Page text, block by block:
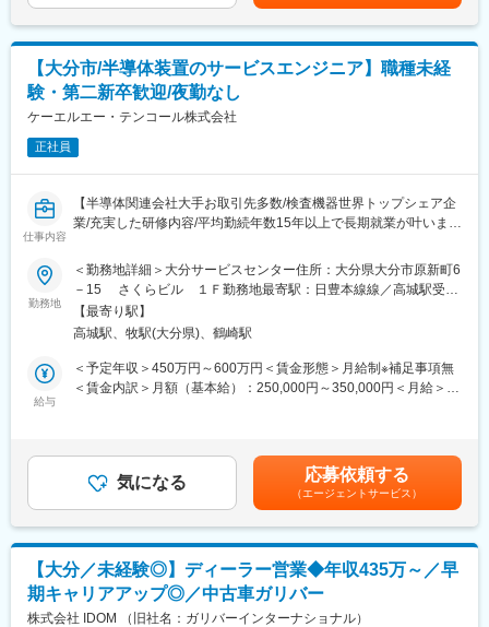
変更の範囲：会社の定める業務
※豊富な案件があるため、ご経験や希望に合わせたアサインが可能
です。
■配属先
・エンジニアリング事業本部にて約600 名が活躍中
※配属先平均人数は約5人で複数名でのプロジェクト着手が基本と
なります。
■リモートワーク
ートワーク就業を活用しております。
■教育・研修体制
・当社ではエンジニア第一の考えの元、営業担当が案件のアサイ
ンから受け入れ後のフォローまでを一気通貫でサポートします。
また、技術管理担当と営業が定期的に面談を行い、仕事内容や職
場に問題がないかを確認します。エンジニアが成長していくため
なります。
・マンツーマンによる研修に関して
研修は4,500本の研修コンテンツもありますが、注力しているのは
ンジニア個人に向けた研修を行い、通常より早いキャリアアップ
を実現できると考えております。※研修内容によって、複数人にな
る場合もございます。
【大分市/半導体装置のサービスエンジニア】職種未経
験・第二新卒歓迎/夜勤なし
ケーエルエー・テンコール株式会社
正社員
仕事内容
【半導体関連会社大手お取引先多数/検査機器世界トップシェア企
業/充実した研修内容/平均勤続年数15年以上で長期就業が叶いま
■業務概要：
入社後はカスタマーサポート部門に配属後、同社製品の保守、点
検、トラブル改善業務をお任せいたします。詳細は以下の通りで
す。
・お客様サイトでの半導体検査装置の立ち上げ、保守業務
・見積もり提出等における準備、交渉業務
・トラブルシュートおよびレポート作成
■働き方：
・年間休日123日
・完全週休2日制
振り替えて対応頂きます。客先以外はリモートワーク可能ですの
で、午前中リモートワーク/午後から客先に直行するような働き方
も可能です。
勤務地
＜勤務地詳細＞大分サービスセンター住所：大分県大分市原新町6
－15 さくらビル １Ｆ勤務地最寄駅：日豊本線線／高城駅受動
喫煙対策：屋内全面禁煙変更の範囲：会社の定める事業所
【最寄り駅】
高城駅、牧駅(大分県)、鶴崎駅
給与
＜予定年収＞450万円～600万円＜賃金形態＞月給制※補足事項無
＜賃金内訳＞月額（基本給）：250,000円～350,000円＜月給＞
下する可能性があります。月給(月額)は固定手当を含めた表記で
す。
気になる 応募依頼する
（エージェントサービス）
【大分／未経験◎】ディーラー営業◆年収435万～／早
期キャリアアップ◎／中古車ガリバー
株式会社 IDOM （旧社名：ガリバーインターナショナル）